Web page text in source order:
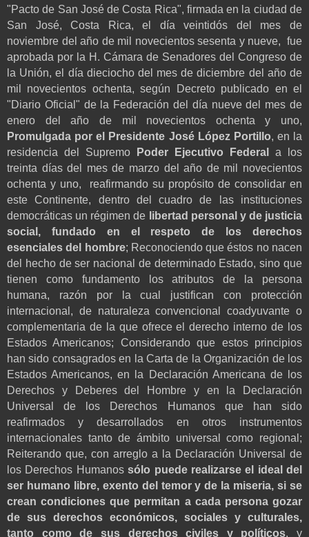
"Pacto de San José de Costa Rica", firmada en la ciudad de
San José, Costa Rica, el día veintidós del mes de
noviembre del año de mil novecientos sesenta y nueve, fue
aprobada por la H. Cámara de Senadores del Congreso de
la Unión, el día dieciocho del mes de diciembre del año de
mil novecientos ochenta, según Decreto publicado en el
"Diario Oficial" de la Federación del día nueve del mes de
enero del año de mil novecientos ochenta y uno,
Promulgada por el Presidente José López Portillo, en la
residencia del
Supremo Poder Ejecutivo Federal
a los
treinta días del mes de marzo del año de mil novecientos
ochenta y uno,
reafirmando su propósito de consolidar en
este Continente, dentro del cuadro de las instituciones
democráticas un régimen de libertad personal y de justicia
social, fundado en el respeto de los derechos
esenciales del hombre; Reconociendo que éstos no nacen
del hecho de ser nacional de determinado Estado, sino que
tienen como fundamento los atributos de la persona
humana, razón por la cual justifican con protección
internacional, de naturaleza convencional coadyuvante o
complementaria de la que ofrece el derecho interno de los
Estados Americanos; Considerando que estos principios
han sido consagrados en la Carta de la Organización de los
Estados Americanos, en la Declaración Americana de los
Derechos y Deberes del Hombre y en la Declaración
Universal de los Derechos Humanos que han sido
reafirmados y desarrollados en otros instrumentos
internacionales tanto de ámbito universal como regional;
Reiterando que, con arreglo a la Declaración Universal de
los Derechos Humanossólo puede realizarse el ideal del
ser humano libre, exento del temor y de la miseria, si se
crean condiciones que permitan a cada persona gozar
de sus derechos económicos, sociales y culturales,
tanto como de sus derechos civiles y políticos, y